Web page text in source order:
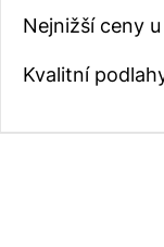
Nejnižší ceny
Kvalitní